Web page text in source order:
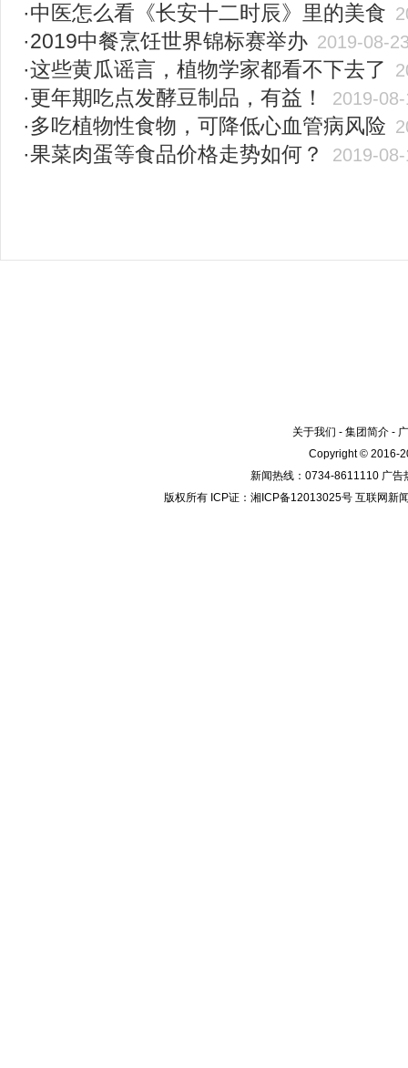
·中医怎么看《长安十二时辰》里的美食
·2019中餐烹饪世界锦标赛举办 2019-08-
·这些黄瓜谣言，植物学家都看不下去了
·更年期吃点发酵豆制品，有益！ 2019-
·多吃植物性食物，可降低心血管病风险
·果菜肉蛋等食品价格走势如何？ 2019-
关于我们 - 集团简介 -
Copyright © 2016-
新闻热线：0734-8611110 广
版权所有 ICP证：湘ICP备12013025号 互联网